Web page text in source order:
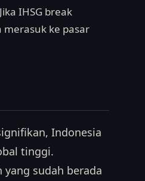
IHSG break
ke pasar
Indonesia
tinggi.
sudah berada